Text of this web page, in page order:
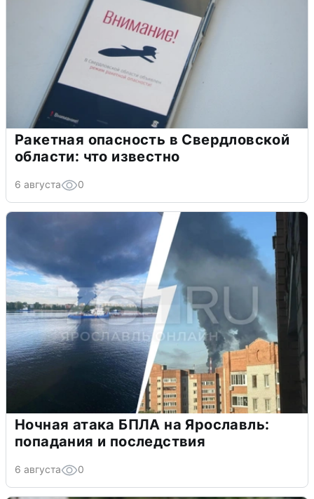
Ракетная опасность в Свердловской
области: что известно
6 августа 0
Ночная атака БПЛА на Ярославль:
попадания и последствия
6 августа 0